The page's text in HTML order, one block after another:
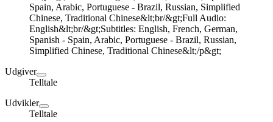
Spain, Arabic, Portuguese - Brazil, Russian, Simplified
Chinese, Traditional Chinese&lt;br/&gt;Full Audio:
English&lt;br/&gt;Subtitles: English, French, German,
Spanish - Spain, Arabic, Portuguese - Brazil, Russian,
Simplified Chinese, Traditional Chinese&lt;/p&gt;
Udgiver
Telltale
Udvikler
Telltale